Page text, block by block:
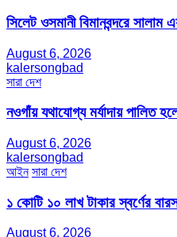
সিলেট ওসমানী বিমানবন্দরে
August 6, 2026
kalersongbad
সারা দেশ
নওগাঁয় যথাযোগ্য মর্যাদায় পালিত
August 6, 2026
kalersongbad
আইন সারা দেশ
১ কোটি ১০ লাখ টাকার স্বর্ণের
August 6, 2026